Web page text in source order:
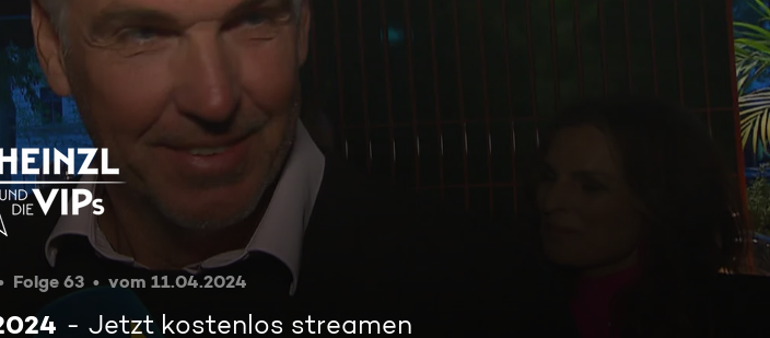
Heinzl und die VIPs 11.04.2024
Folge 63 vom 11.04.2024
Jetzt kostenlos streamen